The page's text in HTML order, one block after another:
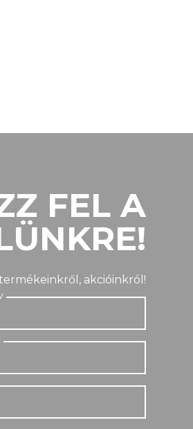
FEL A
akcióinkról!